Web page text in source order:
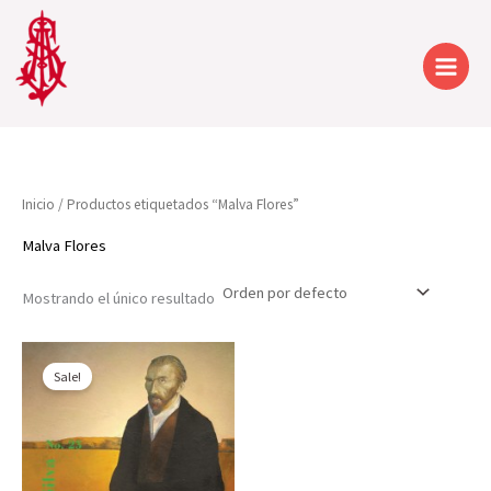
contenido
Inicio / Productos etiquetados “Malva Flores”
Malva Flores
Mostrando el único resultado
Sale!